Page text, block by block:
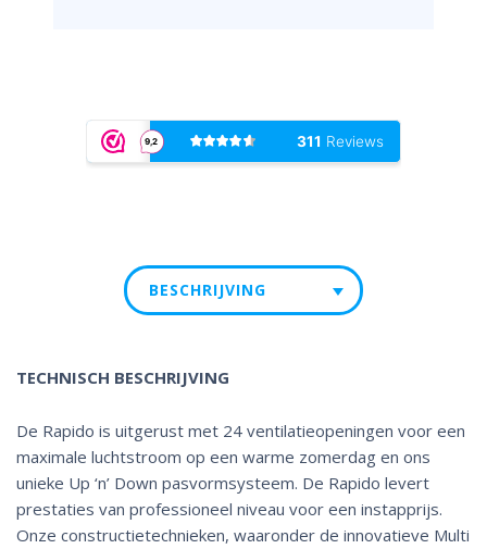
BESCHRIJVING
TECHNISCH BESCHRIJVING
De Rapido is uitgerust met 24 ventilatieopeningen voor een
maximale luchtstroom op een warme zomerdag en ons
unieke Up ‘n’ Down pasvormsysteem. De Rapido levert
prestaties van professioneel niveau voor een instapprijs.
Onze constructietechnieken, waaronder de innovatieve Multi